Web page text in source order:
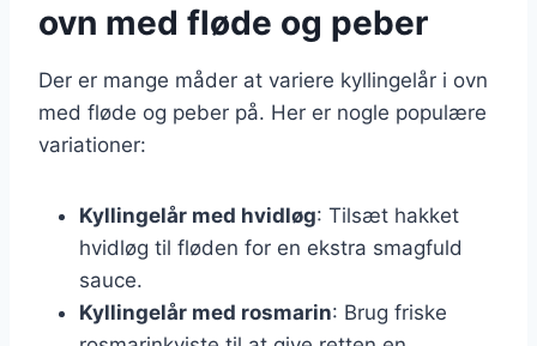
ovn med fløde og peber
Der er mange måder at variere kyllingelår i ovn
med fløde og peber på. Her er nogle populære
variationer:
Kyllingelår med hvidløg: Tilsæt hakket
hvidløg til fløden for en ekstra smagfuld
sauce.
Kyllingelår med rosmarin: Brug friske